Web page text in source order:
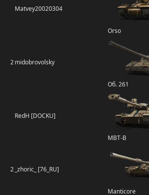
Matvey20020304
Orso
2midobrovolsky
Об. 261
RedH [DOCKU]
MBT-B
2 _zhoric_ [76_RU]
Manticore